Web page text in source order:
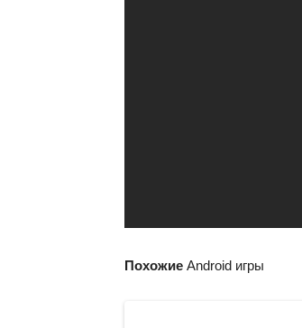
Похожие Android игры